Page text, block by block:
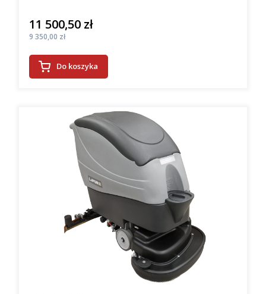
Cena
11 500,50 zł
Cena
9 350,00 zł
Do koszyka